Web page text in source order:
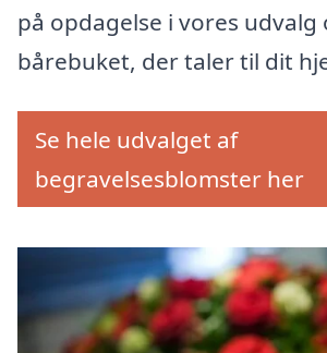
på opdagelse i vores udvalg
bårebuket, der taler til dit
Se hele udvalget af
begravelsesblomster her